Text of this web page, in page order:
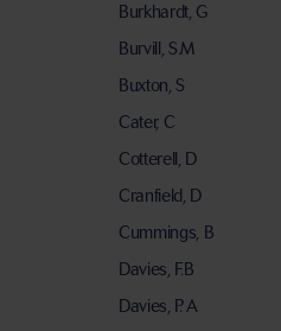
Burkhardt, G
Burvill, S.M
Buxton, S
Cater, C
Cotterell, D
Cranfield, D
Cummings, B
Davies, F.B
Davies, P. A